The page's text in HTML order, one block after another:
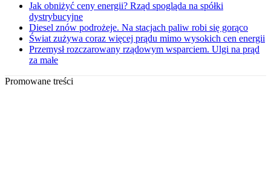
Jak obniżyć ceny energii? Rząd spogląda na spółki
dystrybucyjne
Diesel znów podrożeje. Na stacjach paliw robi się gorąco
Świat zużywa coraz więcej prądu mimo wysokich cen energii
Przemysł rozczarowany rządowym wsparciem. Ulgi na prąd
za małe
Promowane treści